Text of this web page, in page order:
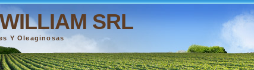
SRL
Y Oleaginosas